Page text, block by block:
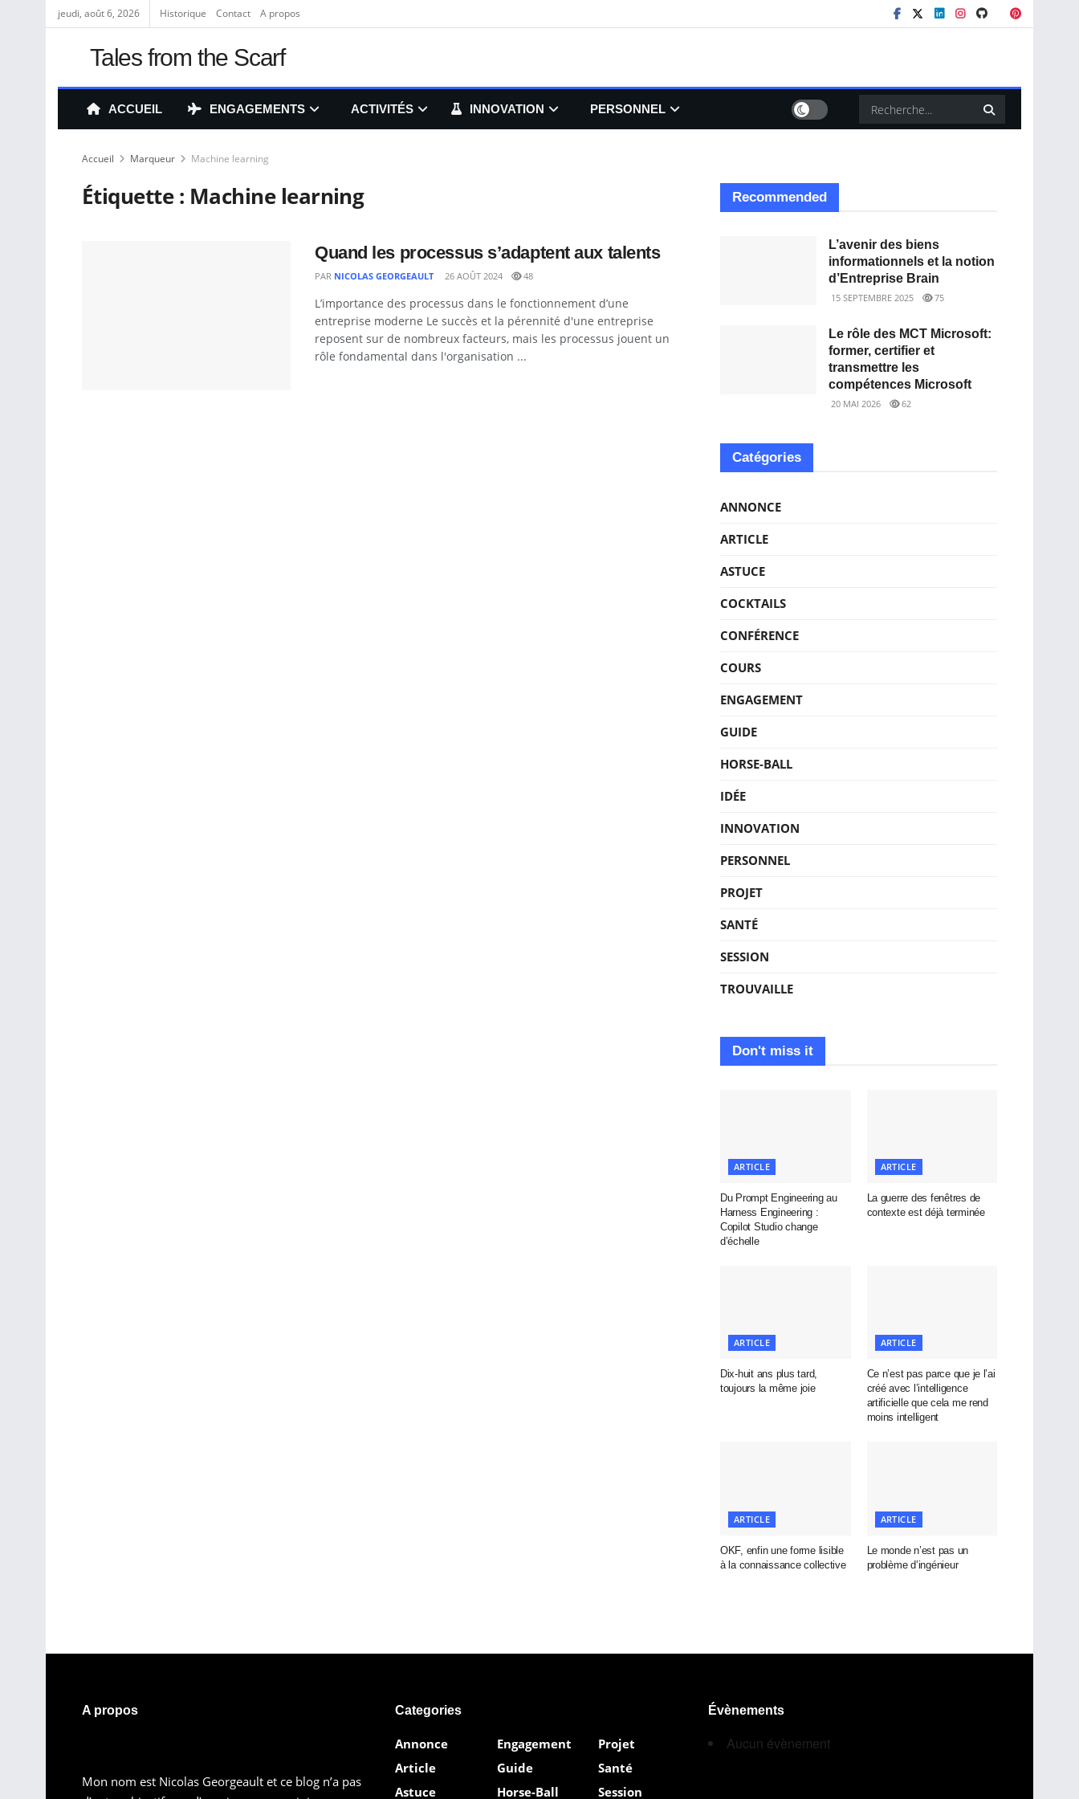
jeudi, août 6, 2026 Historique Contact A propos
Tales from the Scarf
ACCUEIL ENGAGEMENTS ACTIVITÉS INNOVATION PERSONNEL
Accueil Marqueur Machine learning
Étiquette : Machine learning
Quand les processus s’adaptent aux talents
PAR NICOLAS GEORGEAULT 26 AOÛT 2024 48
L’importance des processus dans le fonctionnement d’une
entreprise moderne Le succès et la pérennité d'une entreprise
reposent sur de nombreux facteurs, mais les processus jouent un
rôle fondamental dans l'organisation ...
Recommended
L’avenir des biens
informationnels et la notion
d’Entreprise Brain
15 SEPTEMBRE 2025 75
Le rôle des MCT Microsoft:
former, certifier et
transmettre les
compétences Microsoft
20 MAI 2026 62
Catégories
ANNONCE
ARTICLE
ASTUCE
COCKTAILS
CONFÉRENCE
COURS
ENGAGEMENT
GUIDE
HORSE-BALL
IDÉE
INNOVATION
PERSONNEL
PROJET
SANTÉ
SESSION
TROUVAILLE
Don't miss it
ARTICLE
Du Prompt Engineering au
Harness Engineering :
Copilot Studio change
d’échelle
ARTICLE
La guerre des fenêtres de
contexte est déjà terminée
ARTICLE
Dix-huit ans plus tard,
toujours la même joie
ARTICLE
Ce n’est pas parce que je l’ai
créé avec l’intelligence
artificielle que cela me rend
moins intelligent
ARTICLE
OKF, enfin une forme lisible
à la connaissance collective
ARTICLE
Le monde n’est pas un
problème d’ingénieur
A propos
Mon nom est Nicolas Georgeault et ce blog n’a pas
Categories
Annonce
Article
Astuce
Engagement
Guide
Horse-Ball
Projet
Santé
Session
Évènements
Aucun évènement